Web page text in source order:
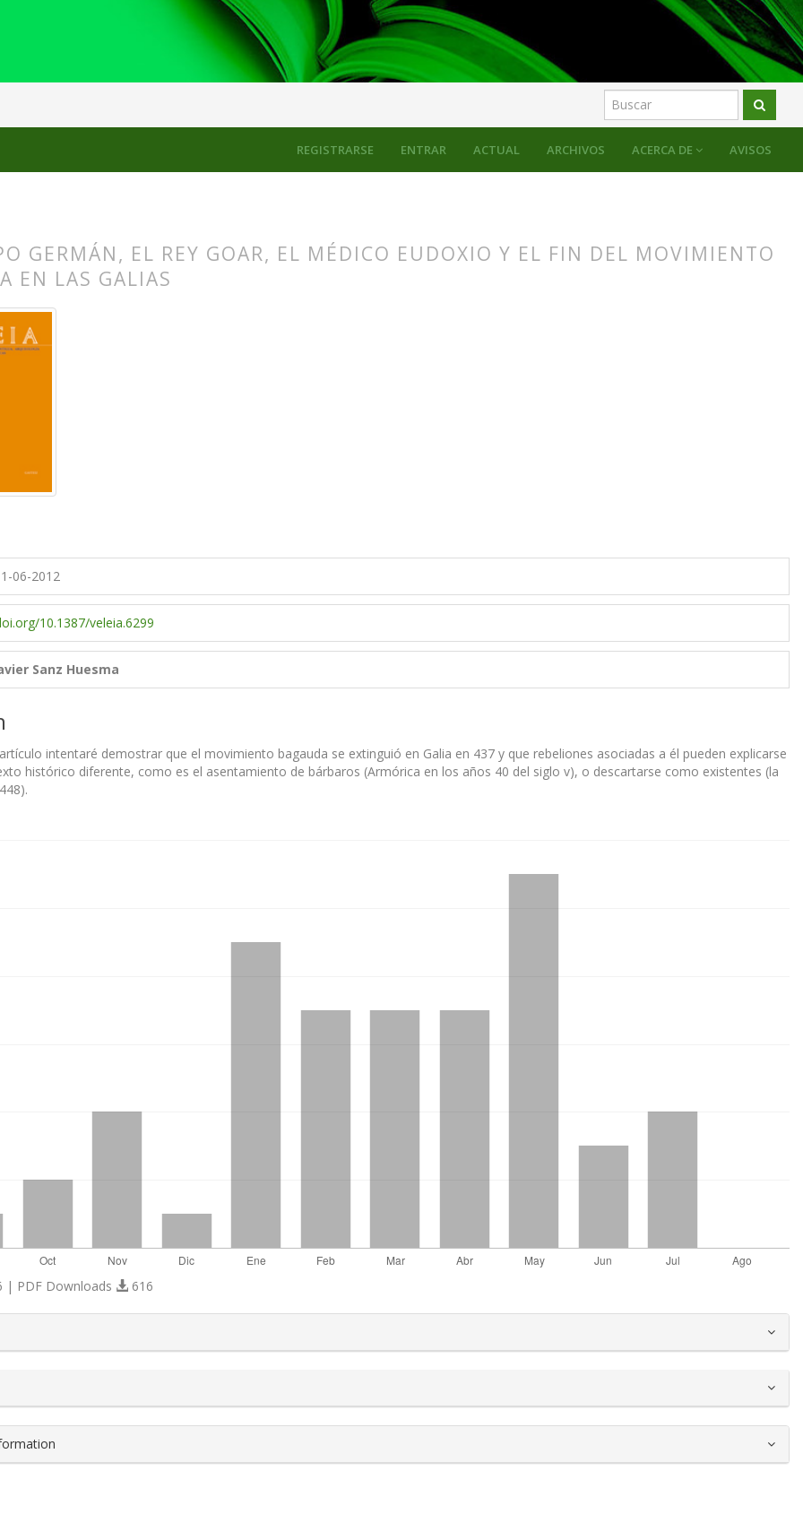
ACTUAL ARCHIVOS ACERCA DE AVISOS
REGISTRARSE ENTRAR
GERMÁN, EL REY GOAR, EL MÉDICO EUDOXIO Y EL FIN DEL MOVIMIENTO
EN LAS GALIAS
06-2012
10.1387/veleia.6299
Sanz Huesma
intentaré demostrar que el movimiento bagauda se extinguió en Galia en 437 y que rebeliones asociadas a él pueden explicarse
histórico diferente, como es el asentamiento de bárbaros (Armórica en los años 40 del siglo v), o descartarse como existentes (la
| PDF Downloads 616